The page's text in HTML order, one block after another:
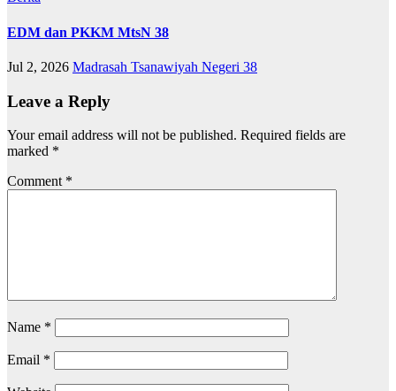
EDM dan PKKM MtsN 38
Jul 2, 2026 Madrasah Tsanawiyah Negeri 38
Leave a Reply
Your email address will not be published. Required fields are
marked *
Comment *
Name *
Email *